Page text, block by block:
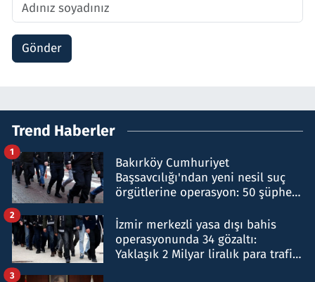
Gönder
Trend Haberler
Bakırköy Cumhuriyet
Başsavcılığı'ndan yeni nesil suç
örgütlerine operasyon: 50 şüpheli
1
İzmir merkezli yasa dışı bahis
operasyonunda 34 gözaltı:
Yaklaşık 2 Milyar liralık para trafiği
2
3